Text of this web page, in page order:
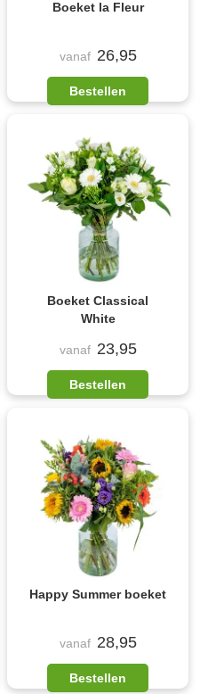
Boeket la Fleur
vanaf 26,95
Bestellen
Boeket Classical
White
vanaf 23,95
Bestellen
Happy Summer boeket
vanaf 28,95
Bestellen